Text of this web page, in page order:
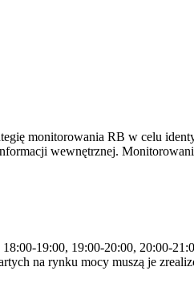
monitorowania RB w celu
wewnętrznej.
19:00, 19:00-20:00, 20:00-
na rynku mocy muszą je